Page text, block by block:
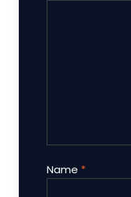
Name *